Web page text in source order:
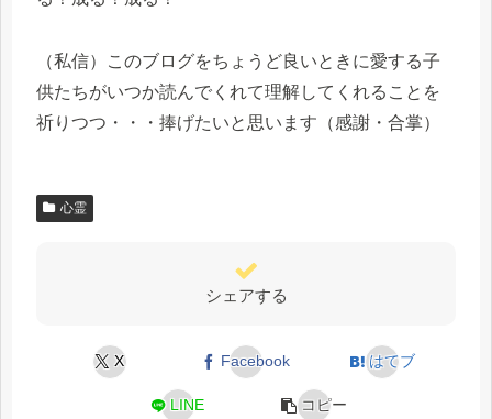
（私信）このブログをちょうど良いときに愛する子
供たちがいつか読んでくれて理解してくれることを
祈りつつ・・・捧げたいと思います（感謝・合掌）
心霊
シェアする
X Facebook はてブ
LINE コピー